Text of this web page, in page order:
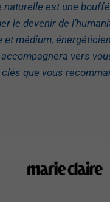
naturelle est une
le devenir de
et médium,
vers
que vous